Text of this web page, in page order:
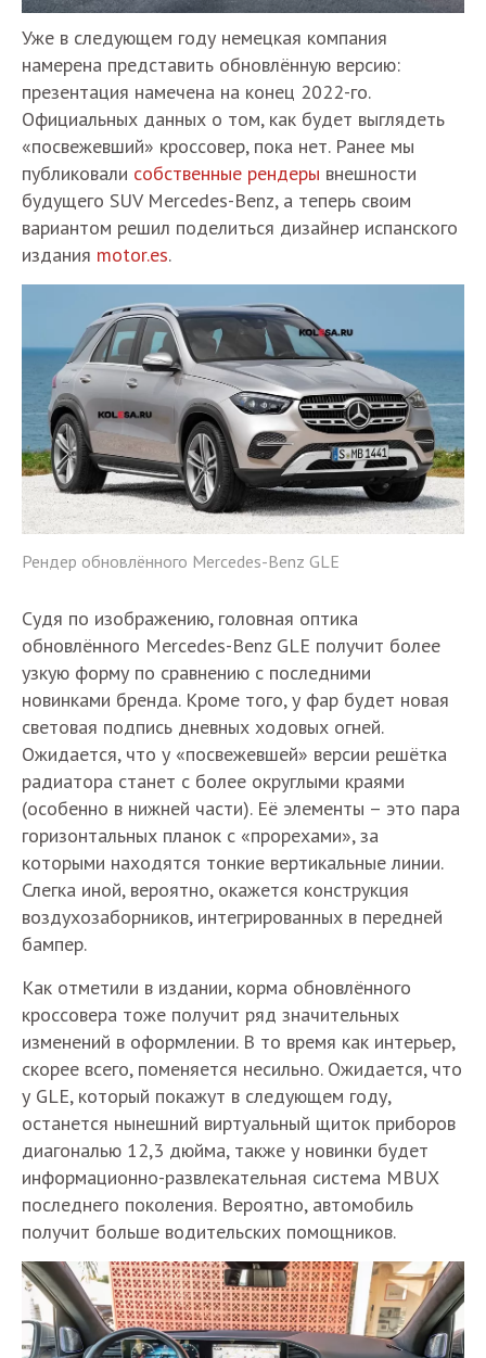
Уже в следующем году немецкая компания
намерена представить обновлённую версию:
презентация намечена на конец 2022-го.
Официальных данных о том, как будет выглядеть
«посвежевший» кроссовер, пока нет. Ранее мы
публиковали собственные рендеры внешности
будущего SUV Mercedes-Benz, а теперь своим
вариантом решил поделиться дизайнер испанского
издания motor.es.
Рендер обновлённого Mercedes-Benz GLE
Судя по изображению, головная оптика
обновлённого Mercedes-Benz GLE получит более
узкую форму по сравнению с последними
новинками бренда. Кроме того, у фар будет новая
световая подпись дневных ходовых огней.
Ожидается, что у «посвежевшей» версии решётка
радиатора станет с более округлыми краями
(особенно в нижней части). Её элементы – это пара
горизонтальных планок с «прорехами», за
которыми находятся тонкие вертикальные линии.
Слегка иной, вероятно, окажется конструкция
воздухозаборников, интегрированных в передней
бампер.
Как отметили в издании, корма обновлённого
кроссовера тоже получит ряд значительных
изменений в оформлении. В то время как интерьер,
скорее всего, поменяется несильно. Ожидается, что
у GLE, который покажут в следующем году,
останется нынешний виртуальный щиток приборов
диагональю 12,3 дюйма, также у новинки будет
информационно-развлекательная система MBUX
последнего поколения. Вероятно, автомобиль
получит больше водительских помощников.